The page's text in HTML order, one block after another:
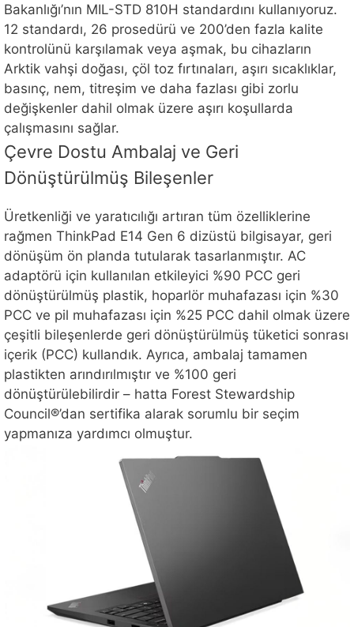
Bakanlığı’nın MIL-STD 810H standardını kullanıyoruz.
12 standardı, 26 prosedürü ve 200’den fazla kalite
kontrolünü karşılamak veya aşmak, bu cihazların
Arktik vahşi doğası, çöl toz fırtınaları, aşırı sıcaklıklar,
basınç, nem, titreşim ve daha fazlası gibi zorlu
değişkenler dahil olmak üzere aşırı koşullarda
çalışmasını sağlar.
Çevre Dostu Ambalaj ve Geri
Dönüştürülmüş Bileşenler
Üretkenliği ve yaratıcılığı artıran tüm özelliklerine
rağmen ThinkPad E14 Gen 6 dizüstü bilgisayar, geri
dönüşüm ön planda tutularak tasarlanmıştır. AC
adaptörü için kullanılan etkileyici %90 PCC geri
dönüştürülmüş plastik, hoparlör muhafazası için %30
PCC ve pil muhafazası için %25 PCC dahil olmak üzere
çeşitli bileşenlerde geri dönüştürülmüş tüketici sonrası
içerik (PCC) kullandık. Ayrıca, ambalaj tamamen
plastikten arındırılmıştır ve %100 geri
dönüştürülebilirdir – hatta Forest Stewardship
Council®’dan sertifika alarak sorumlu bir seçim
yapmanıza yardımcı olmuştur.